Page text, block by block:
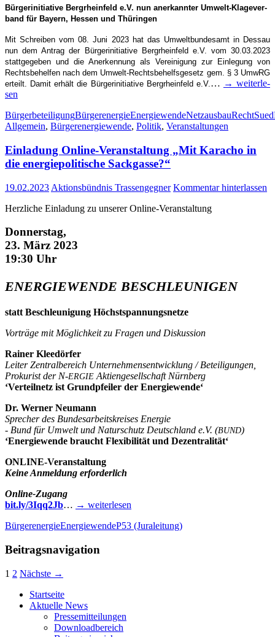
Bür­ger­initia­ti­ve Berg­rhein­feld e.V. nun aner­kann­ter Umwelt-Kla­­ge­­ver­­­
band für Bay­ern, Hes­sen und Thüringen
Mit Schrei­ben vom 08. Juni 2023 hat das Umwelt­bun­des­amt in Des­sau
nun dem Antrag der Bür­ger­initia­ti­ve Berg­rhein­feld e.V. vom 30.03.2023
statt­ge­ge­ben und die Aner­ken­nung als Ver­ei­ni­gung zur Ein­le­gung von
Rechts­be­hel­fen nach dem Umwelt-Rechts­­be­helfs­­ge­­setz gem. § 3 UmwRG
erteilt. Damit erhält die Bür­ger­initia­ti­ve Berg­rhein­feld e.V.… → wei­ter­le­
sen
BürgerbeteiligungBürgerenergieEnergiewendeNetzausbauRecht
Allgemein, Bürgerenergiewende, Politik, Veranstaltungen
Ein­la­dung Online-Ver­an­stal­tung „Mit Kara­cho in
die ener­gie­po­li­ti­sche Sackgasse?“
19.02.2023 Aktionsbündnis Trassengegner Kommentar hinterlassen
Herz­li­che Ein­la­dung zu unse­rer Online-Veranstaltung
Don­ners­tag,
23. März 2023
19:30 Uhr
ENERGIEWENDE BESCHLEUNIGEN
statt Beschleu­ni­gung Höchstspannungsnetze
Vor­trä­ge mit Mög­lich­keit zu Fra­gen und Diskussion
Rai­ner Kleedörfer
Lei­ter Zen­tral­be­reich Unter­neh­mens­ent­wick­lung / Beteiligungen,
Pro­ku­rist der N‑ERGIE Akti­en­ge­sell­schaft Nürnberg
‘Ver­teil­netz ist Grund­pfei­ler der Energiewende‘
Dr. Wer­ner Neumann
Spre­cher des Bun­des­ar­beits­krei­ses Energie
- Bund für Umwelt und Natur­schutz Deutsch­land e.V. (BUND)
‘Ener­gie­wen­de braucht Fle­xi­bi­li­tät und Dezentralität‘
ONLINE-Ver­­an­stal­­tung
Kei­ne Anmel­dung erforderlich
Online-Zugang
bit.ly/3Iqq2Jb… → wei­ter­le­sen
BürgerenergieEnergiewendeP53 (Juraleitung)
Beitragsnavigation
1 2 Nächste →
Start­sei­te
Aktu­el­le News
Pres­se­mit­tei­lun­gen
Down­load­be­reich